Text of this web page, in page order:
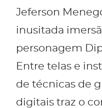
Jeferson
inusitada
personagem
Entre telas e
de técnicas de
digitais traz o